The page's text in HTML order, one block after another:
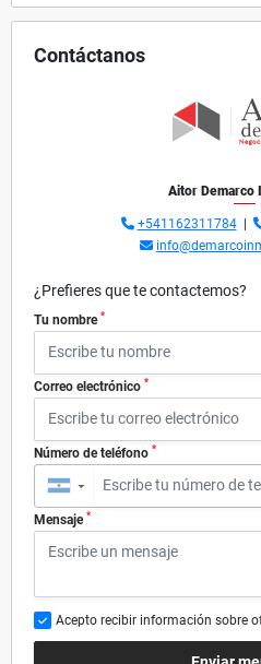
Contáctanos
Aitor Demarco
+541162311784|
¿Prefieres que te contactemos?
Tu nombre *
Correo electrónico *
Número de teléfono *
▼
Mensaje *
Acepto recibir información sobre